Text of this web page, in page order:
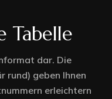
Tabelle
dar. Die
rund) geben Ihnen
erleichtern